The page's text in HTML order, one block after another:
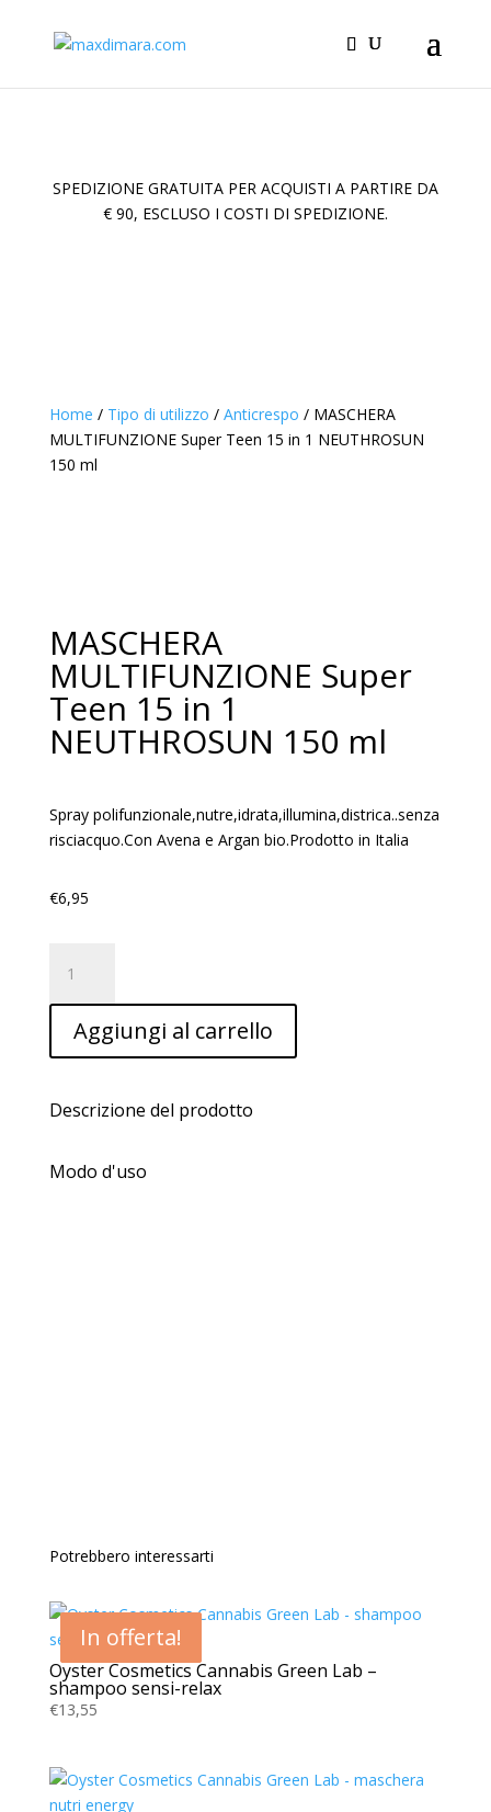
SPEDIZIONE GRATUITA PER ACQUISTI A PARTIRE DA
€ 90, ESCLUSO I COSTI DI SPEDIZIONE.
Home / Tipo di utilizzo / Anticrespo / MASCHERA
MULTIFUNZIONE Super Teen 15 in 1 NEUTHROSUN
150 ml
MASCHERA
MULTIFUNZIONE Super
Teen 15 in 1
NEUTHROSUN 150 ml
Spray polifunzionale,nutre,idrata,illumina,districa..senza
risciacquo.Con Avena e Argan bio.Prodotto in Italia
€6,95
MULTIFUNZIONE
Super
Teen
15
1
ml
Aggiungi al carrello
Descrizione del prodotto
Modo d'uso
Potrebbero interessarti
In offerta!
Oyster Cosmetics Cannabis Green Lab –
shampoo sensi-relax
€13,55
In offerta!
In offerta!